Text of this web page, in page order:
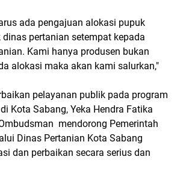
ada pengajuan alokasi pupuk
pertanian setempat kepada
Kami hanya produsen bukan
alokasi maka akan kami salurkan,"
pelayanan publik pada program
Kota Sabang, Yeka Hendra Fatika
mendorong Pemerintah
Dinas Pertanian Kota Sabang
dan perbaikan secara serius dan